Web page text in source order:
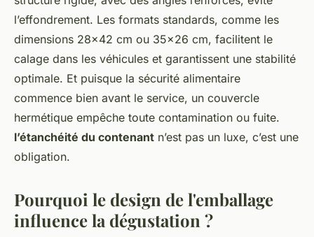
l’effondrement. Les formats standards, comme les
dimensions 28x42 cm ou 35x26 cm, facilitent le
calage dans les véhicules et garantissent une stabilité
optimale. Et puisque la sécurité alimentaire
commence bien avant le service, un couvercle
hermétique empêche toute contamination ou fuite.
l’étanchéité du contenant n’est pas un luxe, c’est une
obligation.
Pourquoi le design de l'emballage
influence la dégustation ?